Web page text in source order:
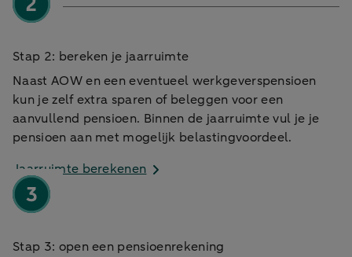
Stap 2: bereken je jaarruimte
Naast AOW en een eventueel werkgeverspensioen
kun je zelf extra sparen of beleggen voor een
aanvullend pensioen. Binnen de jaarruimte vul je je
pensioen aan met mogelijk belastingvoordeel.
Jaarruimte berekenen
Stap 3: open een pensioenrekening